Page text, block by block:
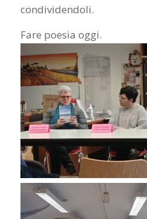
condividendoli.
Fare poesia oggi.